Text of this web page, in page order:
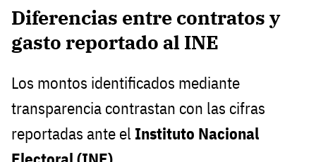
Diferencias entre contratos y
gasto reportado al INE
Los montos identificados mediante
transparencia contrastan con las cifras
reportadas ante el Instituto Nacional